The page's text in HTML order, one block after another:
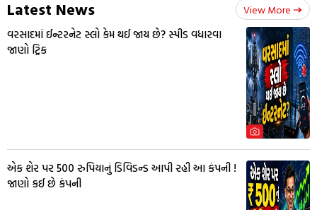
Latest News View More
વરસાદમાં ઈન્ટરનેટ સ્લો કેમ થઈ જાય છે? સ્પીડ વધારવા
જાણો ટ્રિક
એક શેર પર 500 રુપિયાનું ડિવિડન્ડ આપી રહી આ કંપની !
જાણો કઈ છે કંપની